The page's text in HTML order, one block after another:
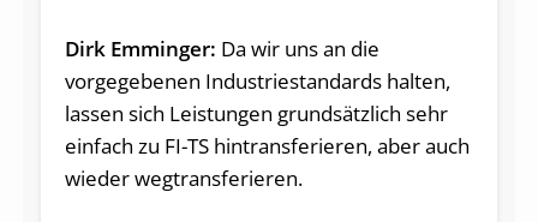
Dirk Emminger: Da wir uns an die
vorgegebenen Industriestandards halten,
lassen sich Leistungen grundsätzlich sehr
einfach zu FI-TS hintransferieren, aber auch
wieder wegtransferieren.